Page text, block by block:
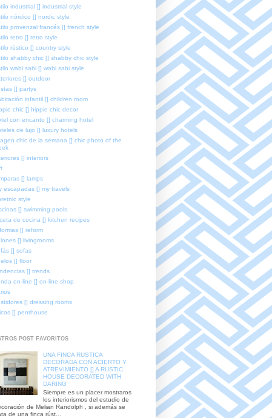
industrial [] industrial style
nórdico [] nordic style
provenzal francés [] french style
retro [] retro style
rústico [] country style
shabby chic [] shabby chic style
wabi sabi [] wabi sabi style
[] outdoor
[] partys
infantil [] children room
chic [] hippie chic decor
con encanto [] charming hotel
de lujo [] luxury hotels
chic de la semana [] chic photo of the
[] interiors
[] lamps
escapadas [] my travels
style
[] swimming pools
de cocina [] kitchen recipes
[] reform
[] livingrooms
[] sofas
[] floor
[] trends
on-line [] on-line shop
[] dressing rooms
[] penthouse
POST FAVORITOS
UNA FINCA RUSTICA
DECORADA CON ACIERTO Y
ATREVIMIENTO [] A RUSTIC
HOUSE DECORATED WITH
DARING
Siempre es un placer mostraros
los interiorismos del estudio de
de Melian Randolph , si además se
de una finca rúst...